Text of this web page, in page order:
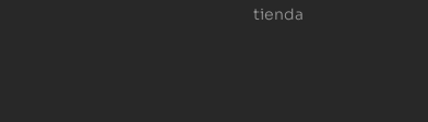
tienda